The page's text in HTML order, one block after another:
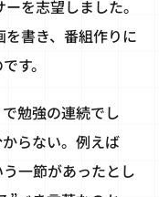
を志望しました。
書き、番組作りに
す。
勉強の連続でし
らない。例えば
一節があったとし